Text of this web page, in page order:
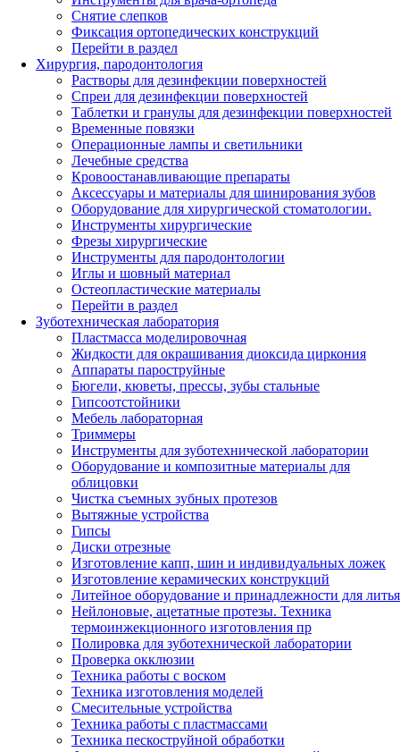
Снятие слепков
Фиксация ортопедических конструкций
Перейти в раздел
Хирургия, пародонтология
Растворы для дезинфекции поверхностей
Спреи для дезинфекции поверхностей
Таблетки и гранулы для дезинфекции поверхностей
Временные повязки
Операционные лампы и светильники
Лечебные средства
Кровоостанавливающие препараты
Аксессуары и материалы для шинирования зубов
Оборудование для хирургической стоматологии.
Инструменты хирургические
Фрезы хирургические
Инструменты для пародонтологии
Иглы и шовный материал
Остеопластические материалы
Перейти в раздел
Зуботехническая лаборатория
Пластмасса моделировочная
Жидкости для окрашивания диоксида циркония
Аппараты пароструйные
Бюгели, кюветы, прессы, зубы стальные
Гипсоотстойники
Мебель лабораторная
Триммеры
Инструменты для зуботехнической лаборатории
Оборудование и композитные материалы для
облицовки
Чистка съемных зубных протезов
Вытяжные устройства
Гипсы
Диски отрезные
Изготовление капп, шин и индивидуальных ложек
Изготовление керамических конструкций
Литейное оборудование и принадлежности для литья
Нейлоновые, ацетатные протезы. Техника
термоинжекционного изготовления пр
Полировка для зуботехнической лаборатории
Проверка окклюзии
Техника работы с воском
Техника изготовления моделей
Смесительные устройства
Техника работы с пластмассами
Техника пескоструйной обработки